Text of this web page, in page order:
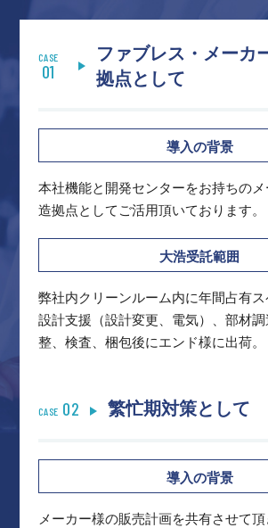
CASE
01
ファブレス・メーカ
拠点として
導入の背景
本社機能と開発センターをお持ちの
造拠点としてご活用頂いております。
大浩受託範囲
弊社内クリーンルーム内に年間占有ス
設計支援（設計変更、電気）、部材
整、検査、梱包後にエンド様に出荷。
CASE 02 繁忙期対策として
導入の背景
メーカー様の販売計画を共有させて